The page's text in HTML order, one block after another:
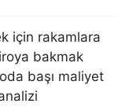
için rakamlara
bakmak
başı maliyet